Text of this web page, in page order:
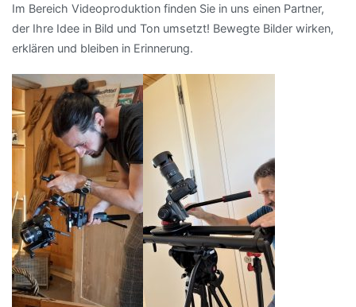
Im Bereich Videoproduktion finden Sie in uns einen Partner,
der Ihre Idee in Bild und Ton umsetzt! Bewegte Bilder wirken,
erklären und bleiben in Erinnerung.